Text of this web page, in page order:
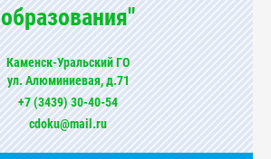
образования"
Каменск-Уральский ГО
ул. Алюминиевая, д.71
+7 (3439) 30-40-54
cdoku@mail.ru